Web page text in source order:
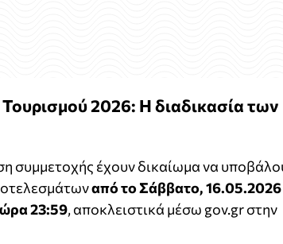
2026: Η διαδικασία των
συμμετοχής έχουν δικαίωμα να
από το Σάββατο, 16.05.2026
ώρα 23:59, αποκλειστικά μέσω gov.gr στην